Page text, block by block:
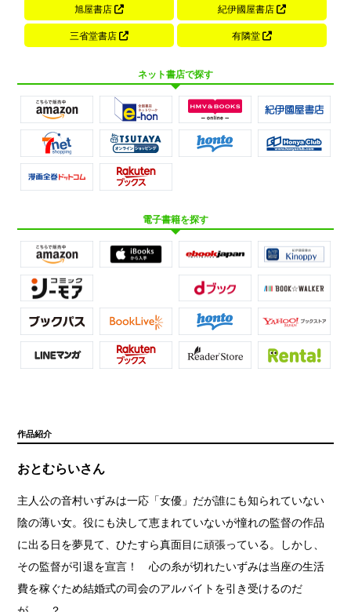
旭屋書店 紀伊國屋書店
三省堂書店 有隣堂
ネット書店で探す
電子書籍を探す
作品紹介
おとむらいさん
主人公の音村いずみは一応「女優」だが誰にも知られていない
陰の薄い女。役にも決して恵まれていないが憧れの監督の作品
に出る日を夢見て、ひたすら真面目に頑張っている。しかし、
その監督が引退を宣言！ 心の糸が切れたいずみは当座の生活
費を稼ぐため結婚式の司会のアルバイトを引き受けるのだ